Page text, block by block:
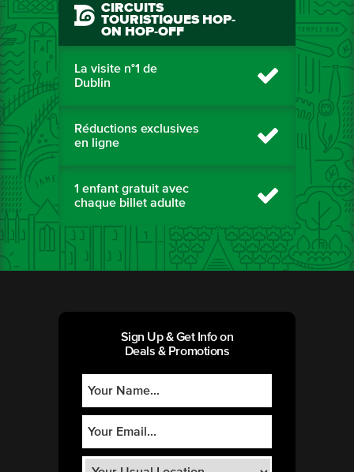
CIRCUITS
TOURISTIQUES HOP-
ON HOP-OFF
La visite n°1 de
Dublin
Réductions exclusives
en ligne
1 enfant gratuit avec
chaque billet adulte
Sign Up & Get Info on
Deals & Promotions